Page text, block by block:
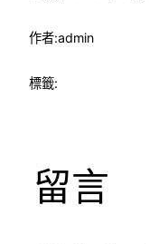
作者:admin
標籤:
留言